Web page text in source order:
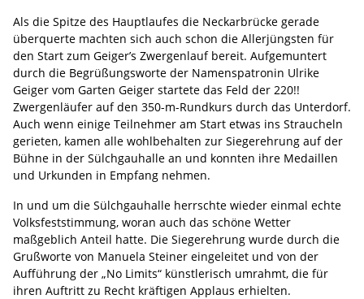
Als die Spitze des Hauptlaufes die Neckarbrücke gerade
überquerte machten sich auch schon die Allerjüngsten für
den Start zum Geiger’s Zwergenlauf bereit. Aufgemuntert
durch die Begrüßungsworte der Namenspatronin Ulrike
Geiger vom Garten Geiger startete das Feld der 220!!
Zwergenläufer auf den 350-m-Rundkurs durch das Unterdorf.
Auch wenn einige Teilnehmer am Start etwas ins Straucheln
gerieten, kamen alle wohlbehalten zur Siegerehrung auf der
Bühne in der Sülchgauhalle an und konnten ihre Medaillen
und Urkunden in Empfang nehmen.
In und um die Sülchgauhalle herrschte wieder einmal echte
Volksfeststimmung, woran auch das schöne Wetter
maßgeblich Anteil hatte. Die Siegerehrung wurde durch die
Grußworte von Manuela Steiner eingeleitet und von der
Aufführung der „No Limits“ künstlerisch umrahmt, die für
ihren Auftritt zu Recht kräftigen Applaus erhielten.